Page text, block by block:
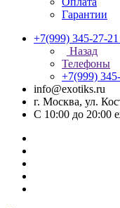
Гарантии
+7(999) 345-27-21
Назад
Телефоны
+7(999)
info@exotiks.ru
г. Москва, ул.
С 10:00 до 20:00